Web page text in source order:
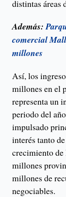
distintas áreas
Además:
comercial
millones
Así, los
millones en el
representa un
periodo del
impulsado
interés tanto
crecimiento
millones
millones de
negociables.